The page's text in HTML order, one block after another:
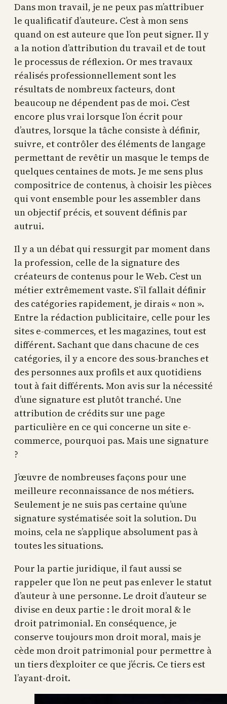
Dans mon travail, je ne peux pas m’attribuer
le qualificatif d’auteure. C’est à mon sens
quand on est auteure que l’on peut signer. Il y
a la notion d’attribution du travail et de tout
le processus de réflexion. Or mes travaux
réalisés professionnellement sont les
résultats de nombreux facteurs, dont
beaucoup ne dépendent pas de moi. C’est
encore plus vrai lorsque l’on écrit pour
d’autres, lorsque la tâche consiste à définir,
suivre, et contrôler des éléments de langage
permettant de revêtir un masque le temps de
quelques centaines de mots. Je me sens plus
compositrice de contenus, à choisir les pièces
qui vont ensemble pour les assembler dans
un objectif précis, et souvent définis par
autrui.
Il y a un débat qui ressurgit par moment dans
la profession, celle de la signature des
créateurs de contenus pour le Web. C’est un
métier extrêmement vaste. S’il fallait définir
des catégories rapidement, je dirais « non ».
Entre la rédaction publicitaire, celle pour les
sites e-commerces, et les magazines, tout est
différent. Sachant que dans chacune de ces
catégories, il y a encore des sous-branches et
des personnes aux profils et aux quotidiens
tout à fait différents. Mon avis sur la nécessité
d’une signature est plutôt tranché. Une
attribution de crédits sur une page
particulière en ce qui concerne un site e-
commerce, pourquoi pas. Mais une signature
?
J’œuvre de nombreuses façons pour une
meilleure reconnaissance de nos métiers.
Seulement je ne suis pas certaine qu’une
signature systématisée soit la solution. Du
moins, cela ne s’applique absolument pas à
toutes les situations.
Pour la partie juridique, il faut aussi se
rappeler que l’on ne peut pas enlever le statut
d’auteur à une personne. Le droit d’auteur se
divise en deux partie : le droit moral & le
droit patrimonial. En conséquence, je
conserve toujours mon droit moral, mais je
cède mon droit patrimonial pour permettre à
un tiers d’exploiter ce que j’écris. Ce tiers est
l’ayant-droit.